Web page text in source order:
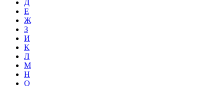
Д
Е
Ж
З
И
К
Л
М
Н
О